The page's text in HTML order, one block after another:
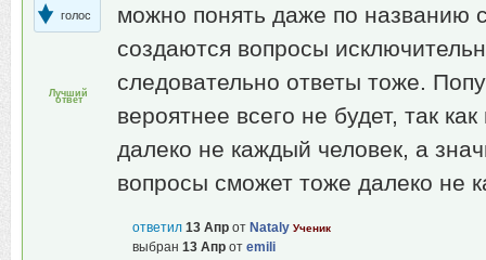
голос
Лучший
ответ
можно понять даже по названию
создаются вопросы
следовательно ответы тоже.
вероятнее всего не будет, так
далеко не каждый человек, а
вопросы сможет тоже далеко не
ответил 13 Апр от Nataly Ученик
выбран 13 Апр от emili